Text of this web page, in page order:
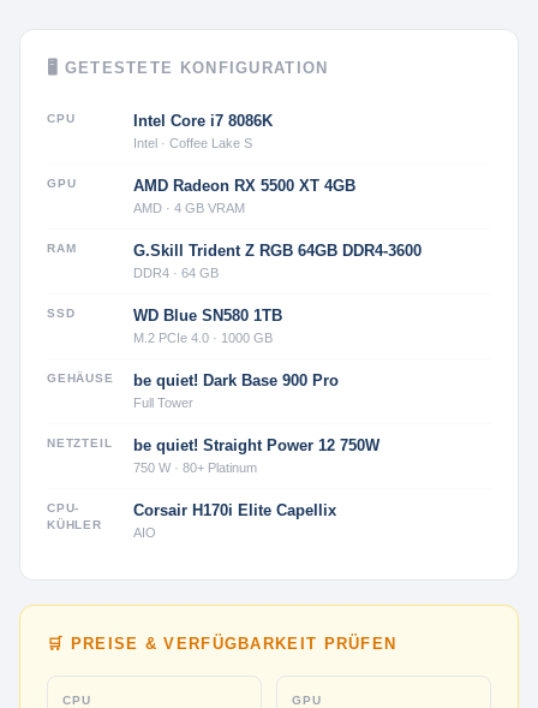
🖥 GETESTETE KONFIGURATION
CPU Intel Core i7 8086K
Intel · Coffee Lake S
GPU AMD Radeon RX 5500 XT 4GB
AMD · 4 GB VRAM
RAM G.Skill Trident Z RGB 64GB DDR4-3600
DDR4 · 64 GB
SSD WD Blue SN580 1TB
M.2 PCIe 4.0 · 1000 GB
GEHÄUSE be quiet! Dark Base 900 Pro
Full Tower
NETZTEIL be quiet! Straight Power 12 750W
750 W · 80+ Platinum
CPU-
KÜHLER
Corsair H170i Elite Capellix
AIO
🛒 PREISE & VERFÜGBARKEIT PRÜFEN
CPU GPU